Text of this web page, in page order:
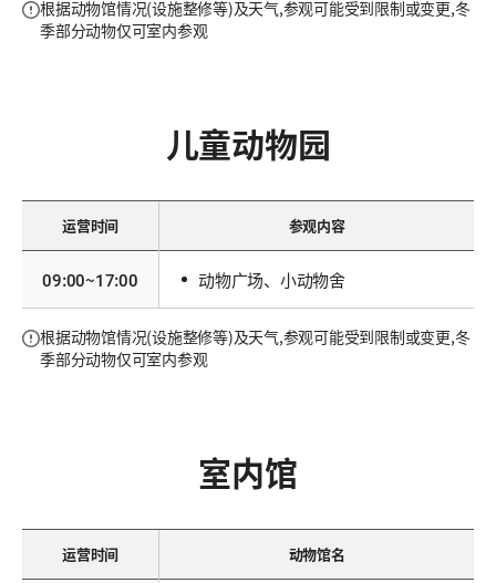
根据动物馆情况(设施整修等)及天气,参观可能受到限制或变更,冬
季部分动物仅可室内参观
儿童动物园
运营时间 参观内容
09:00~17:00 动物广场、小动物舍
根据动物馆情况(设施整修等)及天气,参观可能受到限制或变更,冬
季部分动物仅可室内参观
室内馆
运营时间 动物馆名